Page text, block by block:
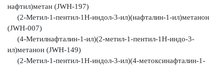
нафтил)метан (JWH-197)
(2-Метил-1-пентил-1H-индол-3-ил)(нафталин-1-ил)метанон
(JWH-007)
(4-Метилнафталин-1-ил)(2-метил-1-пентил-1H-индо-3-
ил)метанон (JWH-149)
(2-Метил-1-пентил-1H-индол-3-ил)(4-метоксинафталин-1-